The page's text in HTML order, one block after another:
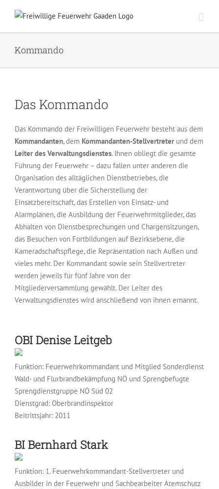
Inhalt
springen
Kommando
Das Kommando
Das Kommando der Freiwilligen Feuerwehr besteht aus dem
Kommandanten, dem Kommandanten-Stellvertreter und dem
Leiter des Verwaltungsdienstes. Ihnen obliegt die gesamte
Führung der Feuerwehr – dazu fallen unter anderen die
Organisation des alltäglichen Dienstbetriebes, die
Verantwortung über die Sicherstellung der
Einsatzbereitschaft, das Erstellen von Einsatz- und
Alarmplänen, die Ausbildung der Feuerwehrmitglieder, das
Abhalten von Dienstbesprechungen und Chargensitzungen,
das Besuchen von Fortbildungen auf Bezirksebene, die
Kameradschaftspflege, die Repräsentation nach Außen und
vieles mehr. Der Kommandant sowie sein Stellvertreter
werden jeweils für fünf Jahre von der
Mitgliederversammlung gewählt. Der Leiter des
Verwaltungsdienstes wird anschließend von ihnen ernannt.
OBI Denise Leitgeb
Funktion: Feuerwehrkommandant
Mitglied Sonderdienst
Wald- und Flurbrandbekämpfung NÖ
Sprengbefugte
Sprengdienstgruppe NÖ Süd 02
Dienstgrad: Oberbrandinspektor
Beitrittsjahr: 2011
BI Bernhard Stark
Funktion: 1. Feuerwehrkommandant-Stellvertreter
Ausbilder in der Feuerwehr
Sachbearbeiter Atemschutz